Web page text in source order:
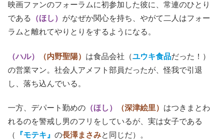
映画ファンのフォーラムに初参加した彼に、常連のひとり
である
（ほし） がなぜか関心を持ち、やがて二人はフォー
ラムと離れてやりとりをするようになる。
（ハル） （内野聖陽） は食品会社（ユウキ食品だった！）
の営業マン。社会人アメフト部員だったが、怪我で引退
し、落ち込んでいる。
一方、デパート勤めの （ほし） （深津絵里） はつきまとわ
れるのを警戒し男のフリをしているが、実は女子である
（
『モテキ』 の長澤まさみと同じだ）。